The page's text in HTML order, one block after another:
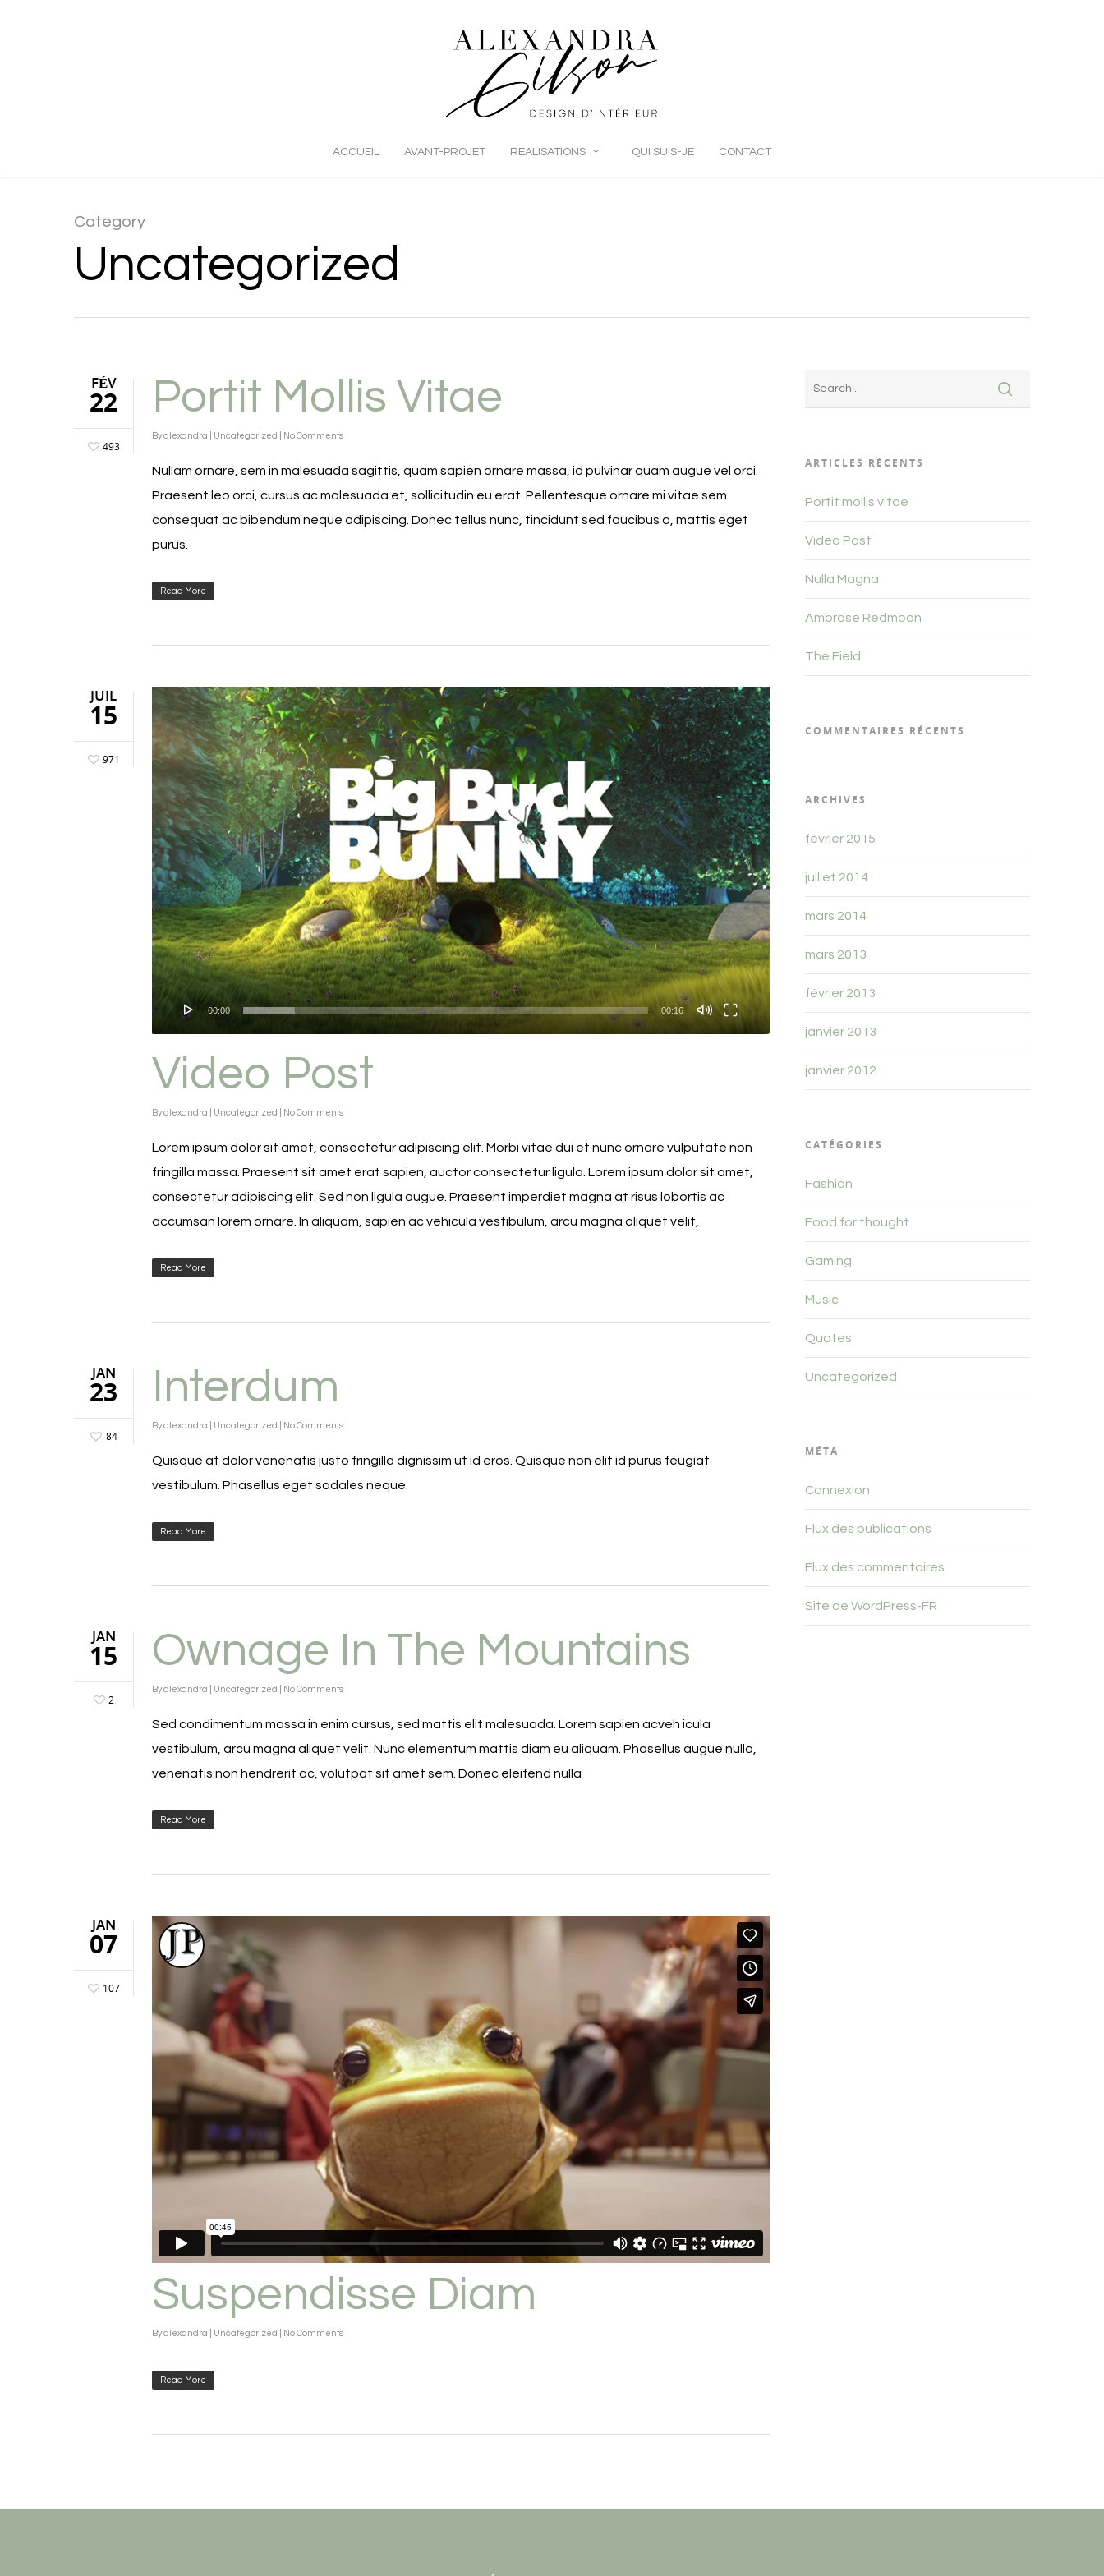
ACCUEIL AVANT-PROJET REALISATIONS QUI SUIS-JE CONTACT
Category
Uncategorized
FÉV
22
493
Portit Mollis Vitae
Byalexandra Uncategorized No Comments
Nullam ornare, sem in malesuada sagittis, quam sapien ornare massa, id pulvinar quam augue vel orci.
Praesent leo orci, cursus ac malesuada et, sollicitudin eu erat. Pellentesque ornare mi vitae sem
consequat ac bibendum neque adipiscing. Donec tellus nunc, tincidunt sed faucibus a, mattis eget
purus.
Read More
JUIL
15
971
Lecteur
vidéo
00:00 00:16
Video Post
Byalexandra Uncategorized No Comments
Lorem ipsum dolor sit amet, consectetur adipiscing elit. Morbi vitae dui et nunc ornare vulputate non
fringilla massa. Praesent sit amet erat sapien, auctor consectetur ligula. Lorem ipsum dolor sit amet,
consectetur adipiscing elit. Sed non ligula augue. Praesent imperdiet magna at risus lobortis ac
accumsan lorem ornare. In aliquam, sapien ac vehicula vestibulum, arcu magna aliquet velit,
Read More
JAN
23
84
Interdum
Byalexandra Uncategorized No Comments
Quisque at dolor venenatis justo fringilla dignissim ut id eros. Quisque non elit id purus feugiat
vestibulum. Phasellus eget sodales neque.
Read More
JAN
15
2
Ownage In The Mountains
Byalexandra Uncategorized No Comments
Sed condimentum massa in enim cursus, sed mattis elit malesuada. Lorem sapien acveh icula
vestibulum, arcu magna aliquet velit. Nunc elementum mattis diam eu aliquam. Phasellus augue nulla,
venenatis non hendrerit ac, volutpat sit amet sem. Donec eleifend nulla
Read More
JAN
07
107
Suspendisse Diam
Byalexandra Uncategorized No Comments
Read More
ARTICLES RÉCENTS
Portit mollis vitae
Video Post
Nulla Magna
Ambrose Redmoon
The Field
COMMENTAIRES RÉCENTS
ARCHIVES
février 2015
juillet 2014
mars 2014
mars 2013
février 2013
janvier 2013
janvier 2012
CATÉGORIES
Fashion
Food for thought
Gaming
Music
Quotes
Uncategorized
MÉTA
Connexion
Flux des publications
Flux des commentaires
Site de WordPress-FR